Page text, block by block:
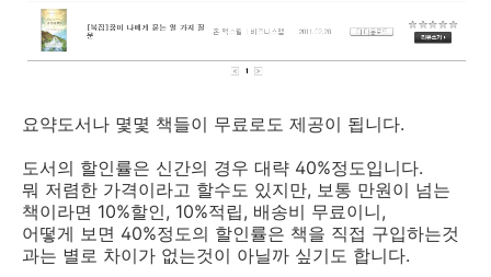
요약도서나 몇몇 책들이 무료로도 제공이 됩니다.
도서의 할인률은 신간의 경우 대략 40%정도입니다.
뭐 저렴한 가격이라고 할수도 있지만, 보통 만원이 넘는
책이라면 10%할인, 10%적립, 배송비 무료이니,
어떻게 보면 40%정도의 할인률은 책을 직접 구입하는것
과는 별로 차이가 없는것이 아닐까 싶기도 합니다.